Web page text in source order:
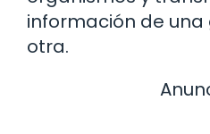
información de
otra.